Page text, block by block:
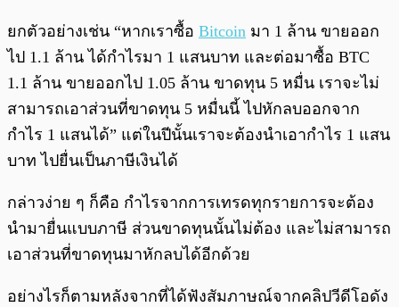
ยกตัวอย่างเช่น “หากเราซื้อ Bitcoin มา 1 ล้าน ขายออก
ไป 1.1 ล้าน ได้กำไรมา 1 แสนบาท และต่อมาซื้อ BTC
1.1 ล้าน ขายออกไป 1.05 ล้าน ขาดทุน 5 หมื่น เราจะไม่
สามารถเอาส่วนที่ขาดทุน 5 หมื่นนี้ ไปหักลบออกจาก
กำไร 1 แสนได้” แต่ในปีนั้นเราจะต้องนำเอากำไร 1 แสน
บาท ไปยื่นเป็นภาษีเงินได้
กล่าวง่าย ๆ ก็คือ กำไรจากการเทรดทุกรายการจะต้อง
นำมายื่นแบบภาษี ส่วนขาดทุนนั้นไม่ต้อง และไม่สามารถ
เอาส่วนที่ขาดทุนมาหักลบได้อีกด้วย
อย่างไรก็ตามหลังจากที่ได้ฟังสัมภาษณ์จากคลิปวีดีโอดัง